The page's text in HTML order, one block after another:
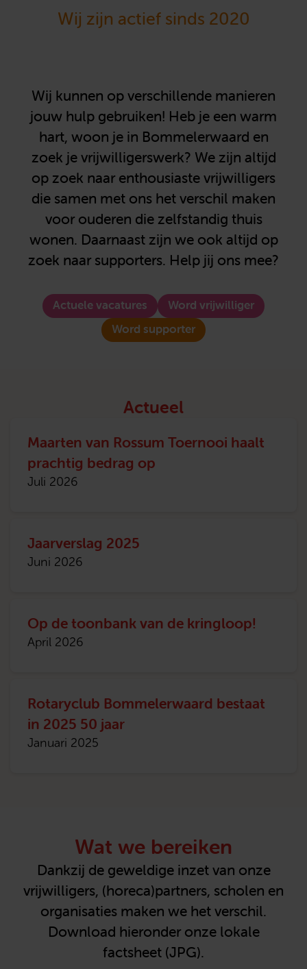
Wij zijn actief sinds 2020
Wij kunnen op verschillende manieren
jouw hulp gebruiken! Heb je een warm
hart, woon je in Bommelerwaard en
zoek je vrijwilligerswerk? We zijn altijd
op zoek naar enthousiaste vrijwilligers
die samen met ons het verschil maken
voor ouderen die zelfstandig thuis
wonen. Daarnaast zijn we ook altijd op
zoek naar supporters. Help jij ons mee?
Actuele vacatures
Word vrijwilliger
Word supporter
Actueel
Maarten van Rossum Toernooi haalt
prachtig bedrag op
Juli 2026
Jaarverslag 2025
Juni 2026
Op de toonbank van de kringloop!
April 2026
Rotaryclub Bommelerwaard bestaat
in 2025 50 jaar
Januari 2025
Wat we bereiken
Dankzij de geweldige inzet van onze
vrijwilligers, (horeca)partners, scholen en
organisaties maken we het verschil.
Download hieronder onze lokale
factsheet (JPG).